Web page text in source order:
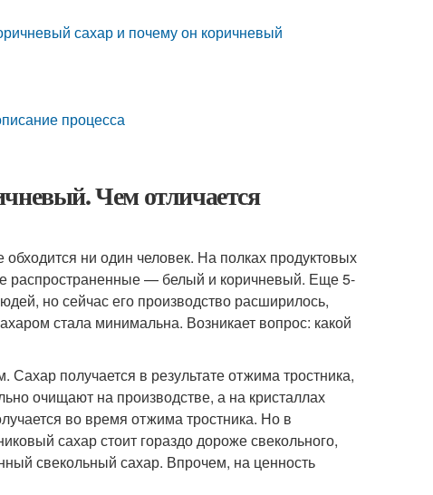
сахар и почему он коричневый
процесса
Чем отличается
ни один человек. На полках продуктовых
распространенные — белый и коричневый. Еще 5-
но сейчас его производство расширилось,
стала минимальна. Возникает вопрос: какой
получается в результате отжима тростника,
очищают на производстве, а на кристаллах
во время отжима тростника. Но в
сахар стоит гораздо дороже свекольного,
свекольный сахар. Впрочем, на ценность